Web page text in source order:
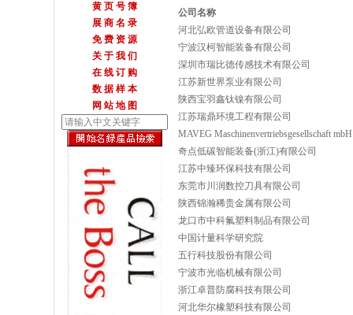
黄 页 号 簿
展 商 名 录
免 费 资 源
关 于 我 们
在 线 订 购
数 据 样 本
网 站 地 图
公司名称
河北弘欧管道设备有限公司
宁波汉柯智能装备有限公司
深圳市瑞比德传感技术有限公司
江苏新世界泵业有限公司
陕西宝羽鑫钛镍有限公司
江苏瑞鼎环境工程有限公司
MAVEG Maschinenvertriebsgesellschaft mbH
奇点低碳智能装备(浙江)有限公司
江苏中臻环保科技有限公司
东莞市川润数控刀具有限公司
陕西锦瀚稀贵金属有限公司
龙口市中科氟塑料制品有限公司
中国计量科学研究院
五行科技股份有限公司
宁波市光临机械有限公司
浙江卓普防腐科技有限公司
河北华尔橡塑科技有限公司